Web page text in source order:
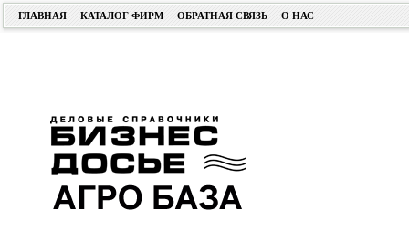
ГЛАВНАЯ КАТАЛОГ ФИРМ ОБРАТНАЯ СВЯЗЬ О НАС